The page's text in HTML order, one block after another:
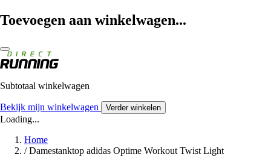
Toevoegen aan winkelwagen...
Subtotaal winkelwagen
Bekijk mijn winkelwagen Verder winkelen
Loading...
Home
/ Damestanktop adidas Optime Workout Twist Light